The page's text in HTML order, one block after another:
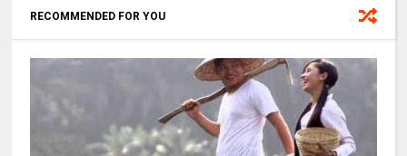
RECOMMENDED FOR YOU